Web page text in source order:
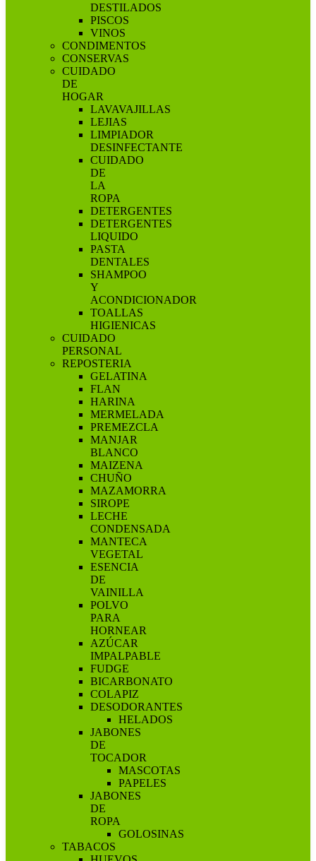
DESTILADOS
PISCOS
VINOS
CONDIMENTOS
CONSERVAS
CUIDADO
DE
HOGAR
LAVAVAJILLAS
LEJIAS
LIMPIADOR
DESINFECTANTE
CUIDADO
DE
LA
ROPA
DETERGENTES
DETERGENTES
LIQUIDO
PASTA
DENTALES
SHAMPOO
Y
ACONDICIONADOR
TOALLAS
HIGIENICAS
CUIDADO
PERSONAL
REPOSTERIA
GELATINA
FLAN
HARINA
MERMELADA
PREMEZCLA
MANJAR
BLANCO
MAIZENA
CHUÑO
MAZAMORRA
SIROPE
LECHE
CONDENSADA
MANTECA
VEGETAL
ESENCIA
DE
VAINILLA
POLVO
PARA
HORNEAR
AZÚCAR
IMPALPABLE
FUDGE
BICARBONATO
COLAPIZ
DESODORANTES
HELADOS
JABONES
DE
TOCADOR
MASCOTAS
PAPELES
JABONES
DE
ROPA
GOLOSINAS
TABACOS